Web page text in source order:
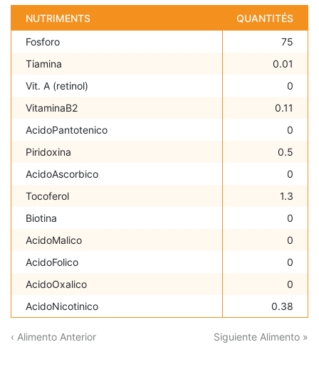
NUTRIMENTS
QUANTITÉS
Fosforo
75
Tiamina
0.01
Vit. A (retinol)
0
VitaminaB2
0.11
AcidoPantotenico
0
Piridoxina
0.5
AcidoAscorbico
0
Tocoferol
1.3
Biotina
0
AcidoMalico
0
AcidoFolico
0
AcidoOxalico
0
AcidoNicotinico
0.38
‹ Alimento Anterior Siguiente Alimento »